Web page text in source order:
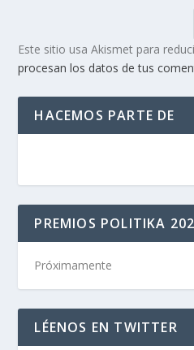
Este sitio usa Akismet para
procesan los datos de tus
HACEMOS PARTE DE
PREMIOS POLITIKA
Próximamente
LÉENOS EN TWITTER